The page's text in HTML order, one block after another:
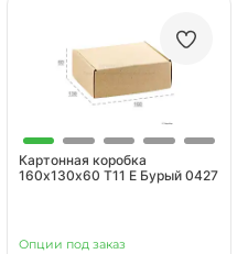
Картонная коробка
160х130х60 Т11 Е Бурый 0427
Опции под заказ